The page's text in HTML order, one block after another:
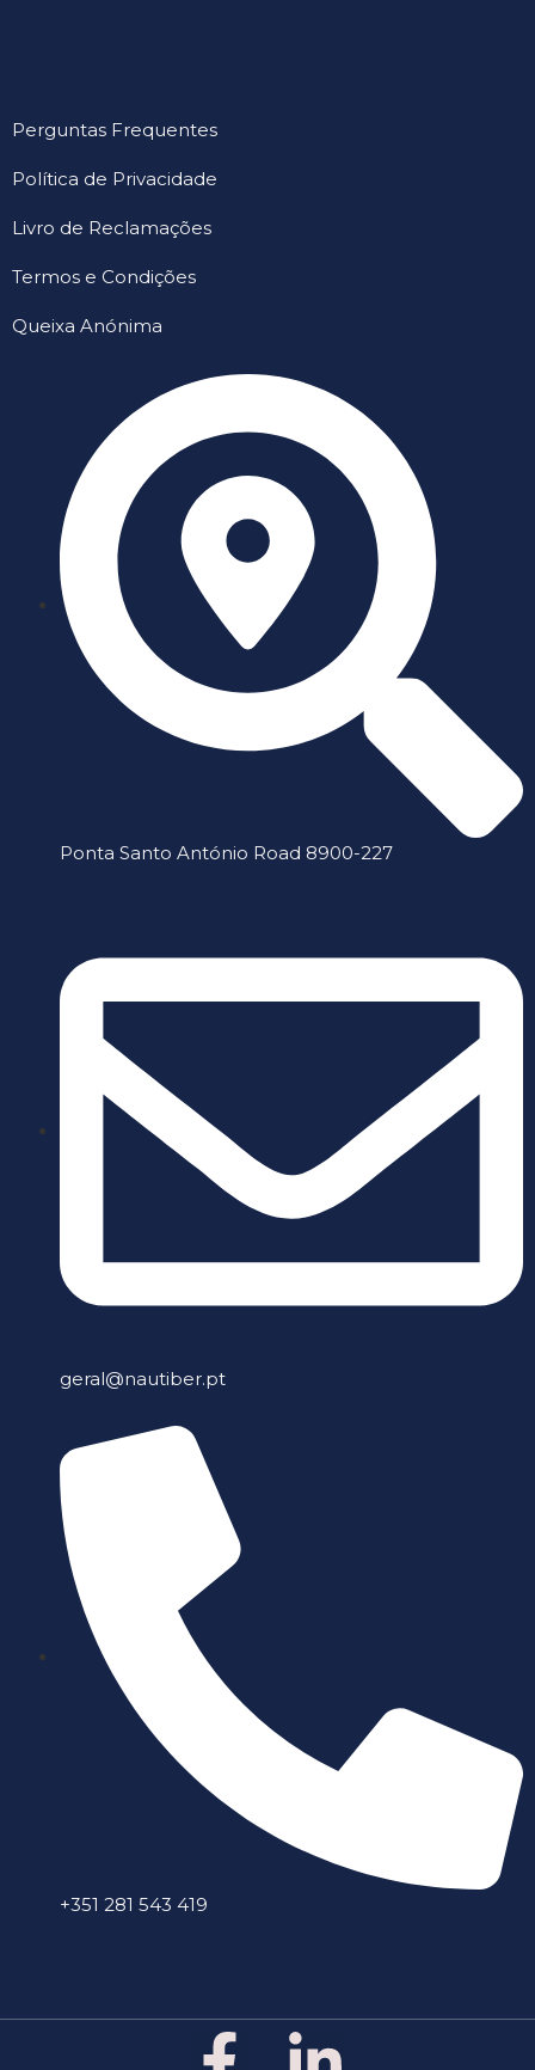
Perguntas Frequentes
Política de Privacidade
Livro de Reclamações
Termos e Condições
Queixa Anónima
Ponta Santo António Road 8900-227
geral@nautiber.pt
+351 281 543 419